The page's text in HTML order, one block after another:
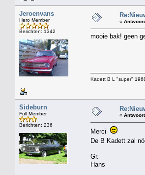
Jeroenvans
Hero Member
Berichten: 1342
«
mooie bak! geen
Kadett B L "super"
Sideburn
Full Member
Berichten: 236
«
Merci
De B Kadett zal
Gr.
Hans